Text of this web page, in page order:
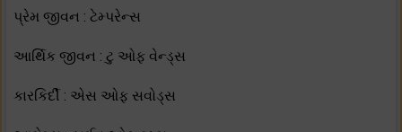
પ્રેમ જીવન : ટેમ્પરેન્સ
આર્થિક જીવન : ટુ ઓફ વેન્ડ્સ
કારકિર્દી : એસ ઓફ સવોડ્સ